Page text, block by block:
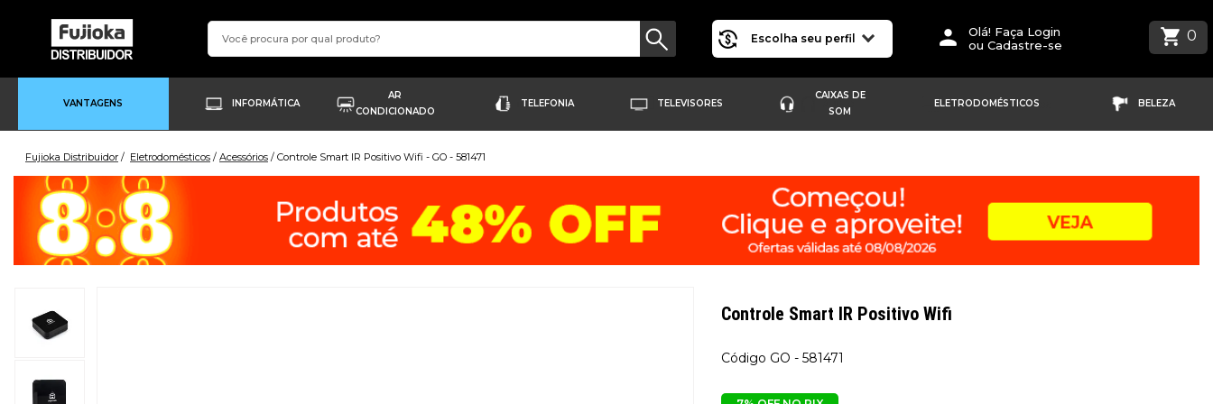
Escolha seu perfil
Olá! Faça Login
ou Cadastre-se
0
VANTAGENS INFORMÁTICA
AR
CONDICIONADO
TELEFONIA TELEVISORES
CAIXAS DE
SOM
ELETRODOMÉSTICOS BELEZA
Fujioka Distribuidor Eletrodomésticos Acessórios Controle Smart IR Positivo Wifi - GO - 581471
Controle Smart IR Positivo Wifi
GO - 581471